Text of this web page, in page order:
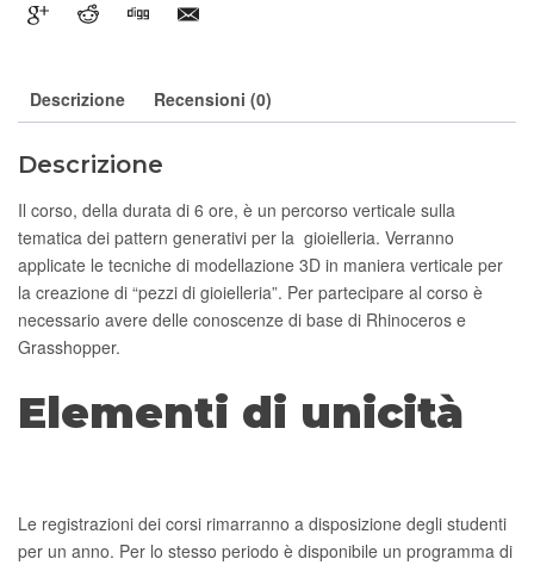
Descrizione Recensioni (0)
Descrizione
Il corso, della durata di 6 ore, è un percorso verticale sulla
tematica dei pattern generativi per la gioielleria. Verranno
applicate le tecniche di modellazione 3D in maniera verticale per
la creazione di “pezzi di gioielleria”. Per partecipare al corso è
necessario avere delle conoscenze di base di Rhinoceros e
Grasshopper.
Elementi di unicità
Le registrazioni dei corsi rimarranno a disposizione degli studenti
per un anno. Per lo stesso periodo è disponibile un programma di